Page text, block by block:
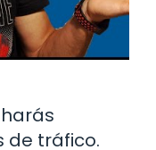
de tráfico.